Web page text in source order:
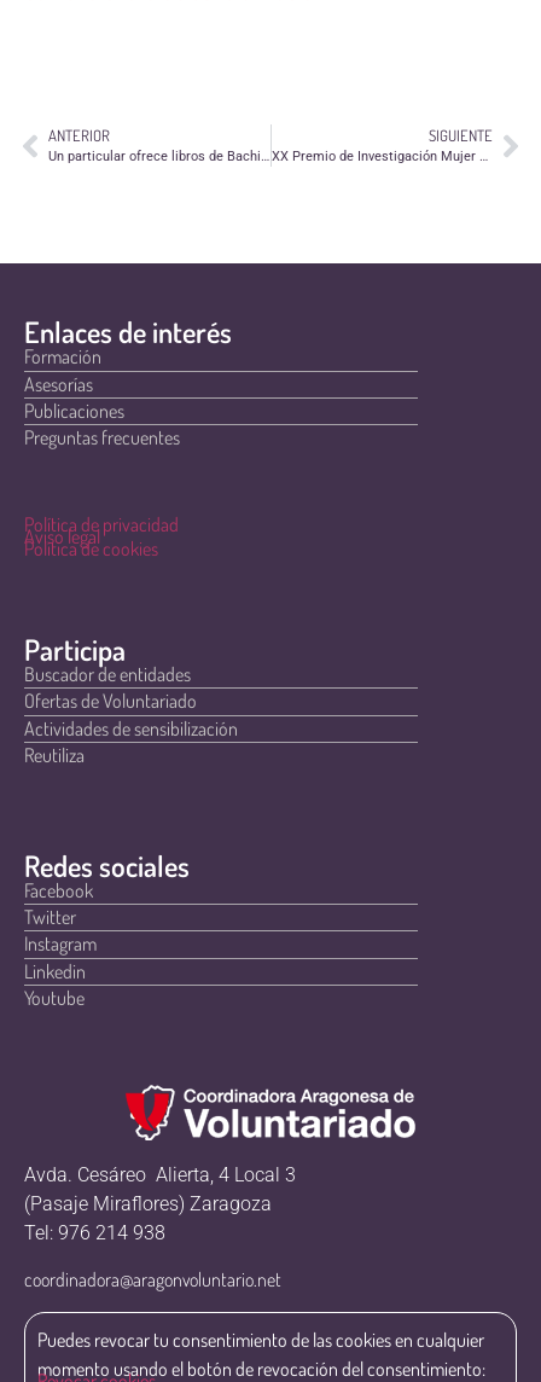
ANTERIOR
Un particular ofrece libros de Bachillerato
SIGUIENTE
XX Premio de Investigación Mujer 2015
Enlaces de interés
Formación
Asesorías
Publicaciones
Preguntas frecuentes
Política de privacidad
Aviso legal
Política de cookies
Participa
Buscador de entidades
Ofertas de Voluntariado
Actividades de sensibilización
Reutiliza
Redes sociales
Facebook
Twitter
Instagram
Linkedin
Youtube
Avda. Cesáreo Alierta, 4 Local 3
(Pasaje Miraflores) Zaragoza
Tel: 976 214 938
coordinadora@aragonvoluntario.net
Puedes revocar tu consentimiento de las cookies en cualquier
momento usando el botón de revocación del consentimiento: